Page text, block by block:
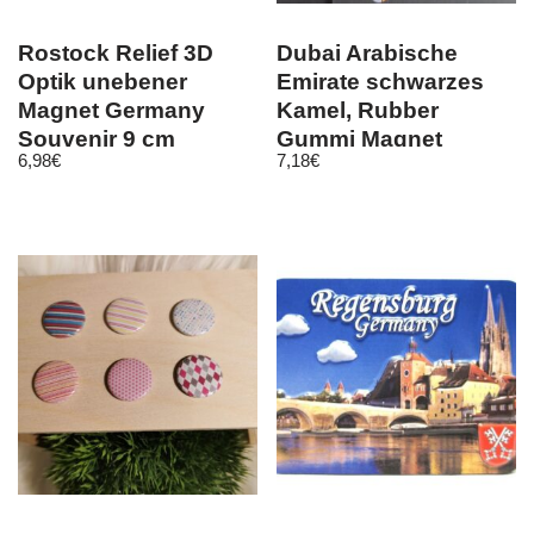
Rostock Relief 3D
Optik unebener
Magnet Germany
Souvenir 9 cm
6,98€
Dubai Arabische
Emirate schwarzes
Kamel, Rubber
Gummi Magnet
Souvenir(113)
7,18€